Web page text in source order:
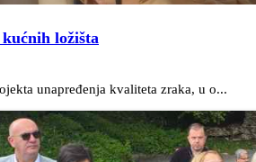
ložišta
unapređenja kvaliteta zraka, u o...